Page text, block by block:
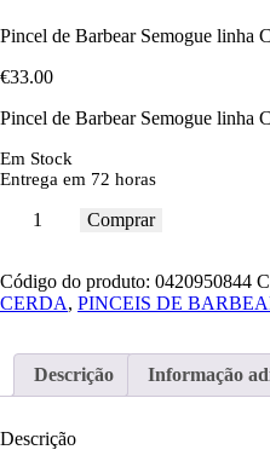
Pincel de Barbear Semogue linha
€33.00
Pincel de Barbear Semogue linha
Em Stock
Entrega em 72 horas
Comprar
Código do produto: 0420950844
CERDA, PINCEIS DE
Descrição Informação
Descrição